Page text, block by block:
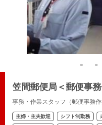
笠間郵便局＜郵便事
事務・作業スタッフ（郵便事務
主婦・主夫歓迎 シフト制勤務